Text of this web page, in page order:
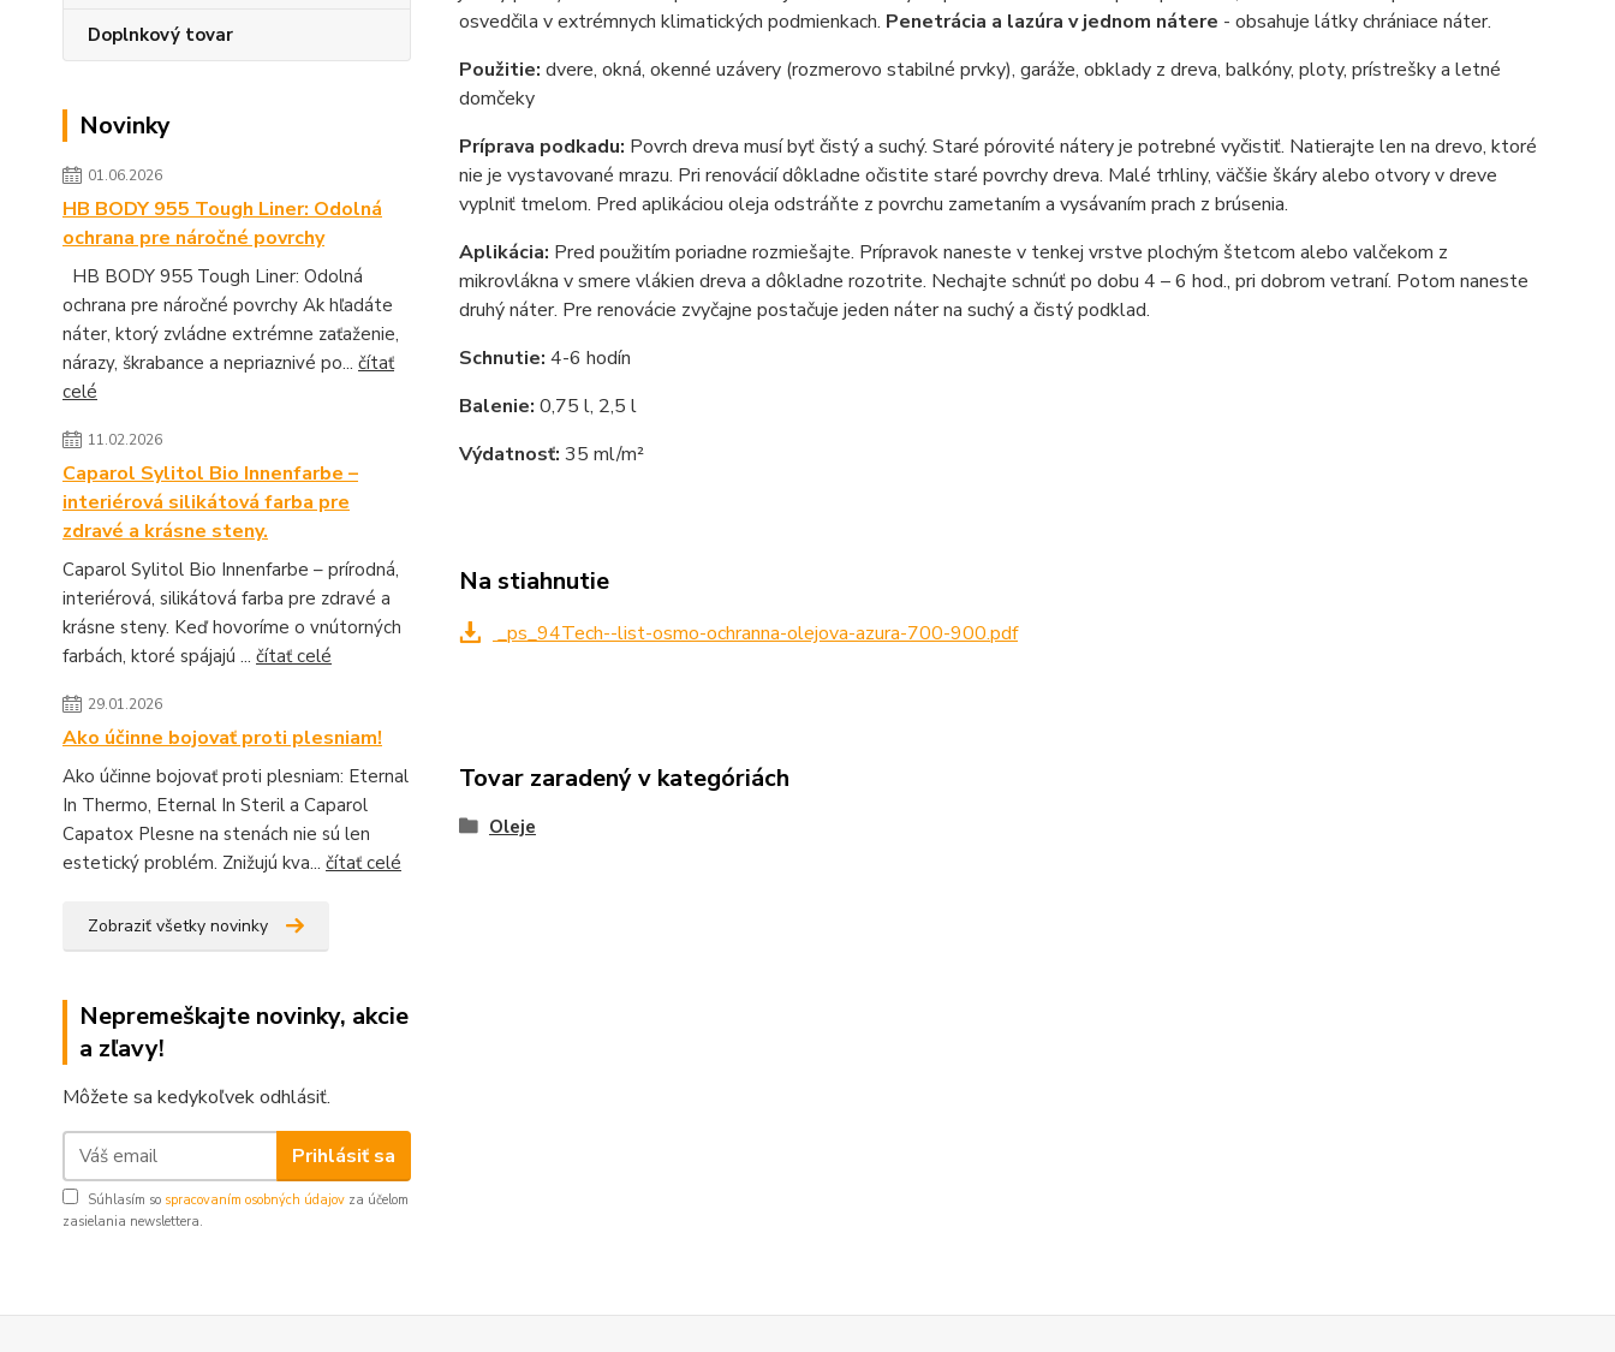
Doplnkový tovar
Novinky
01.06.2026
HB BODY 955 Tough Liner: Odolná
ochrana pre náročné povrchy
HB BODY 955 Tough Liner: Odolná
ochrana pre náročné povrchy Ak hľadáte
náter, ktorý zvládne extrémne zaťaženie,
nárazy, škrabance a nepriaznivé po... čítať
celé
11.02.2026
Caparol Sylitol Bio Innenfarbe –
interiérová silikátová farba pre
zdravé a krásne steny.
Caparol Sylitol Bio Innenfarbe – prírodná,
interiérová, silikátová farba pre zdravé a
krásne steny. Keď hovoríme o vnútorných
farbách, ktoré spájajú ... čítať celé
29.01.2026
Ako účinne bojovať proti plesniam!
Ako účinne bojovať proti plesniam: Eternal
In Thermo, Eternal In Steril a Caparol
Capatox Plesne na stenách nie sú len
estetický problém. Znižujú kva... čítať celé
Zobraziť všetky novinky
Nepremeškajte novinky, akcie
a zľavy!
Môžete sa kedykoľvek odhlásiť.
Prihlásiť sa
Súhlasím so spracovaním osobných údajov za účelom
zasielania newslettera.
osvedčila v extrémnych klimatických podmienkach. Penetrácia a lazúra v jednom nátere - obsahuje látky chrániace náter.
Použitie: dvere, okná, okenné uzávery (rozmerovo stabilné prvky), garáže, obklady z dreva, balkóny, ploty, prístrešky a letné
domčeky
Príprava podkadu: Povrch dreva musí byť čistý a suchý. Staré pórovité nátery je potrebné vyčistiť. Natierajte len na drevo, ktoré
nie je vystavované mrazu. Pri renovácií dôkladne očistite staré povrchy dreva. Malé trhliny, väčšie škáry alebo otvory v dreve
vyplniť tmelom. Pred aplikáciou oleja odstráňte z povrchu zametaním a vysávaním prach z brúsenia.
Aplikácia: Pred použitím poriadne rozmiešajte. Prípravok naneste v tenkej vrstve plochým štetcom alebo valčekom z
mikrovlákna v smere vlákien dreva a dôkladne rozotrite. Nechajte schnúť po dobu 4 – 6 hod., pri dobrom vetraní. Potom naneste
druhý náter. Pre renovácie zvyčajne postačuje jeden náter na suchý a čistý podklad.
Schnutie: 4-6 hodín
Balenie: 0,75 l, 2,5 l
Výdatnosť: 35 ml/m²
Na stiahnutie
_ps_94Tech--list-osmo-ochranna-olejova-azura-700-900.pdf
Tovar zaradený v kategóriách
Oleje